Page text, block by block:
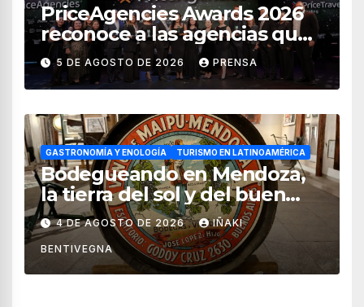
PriceAgencies Awards 2026
reconoce a las agencias que
impulsan el crecimiento del
turismo en México
5 DE AGOSTO DE 2026 PRENSA
GASTRONOMÍA Y ENOLOGÍA TURISMO EN LATINOAMÉRICA
Bodegueando en Mendoza,
la tierra del sol y del buen
vino
4 DE AGOSTO DE 2026 IÑAKI
BENTIVEGNA